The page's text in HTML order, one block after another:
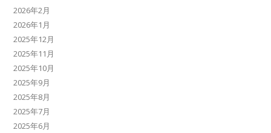
2026年2月
2026年1月
2025年12月
2025年11月
2025年10月
2025年9月
2025年8月
2025年7月
2025年6月